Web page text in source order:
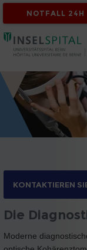
NOTFALL 24H
KONTAKTIEREN
Die
Moderne